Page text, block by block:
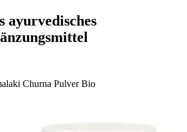
ayurvedisches
Churna Pulver Bio